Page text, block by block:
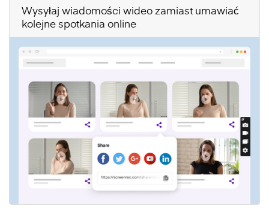
Wysyłaj wiadomości wideo zamiast umawiać
kolejne spotkania online